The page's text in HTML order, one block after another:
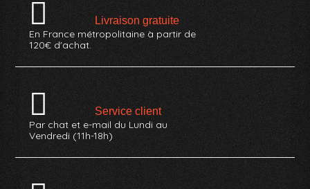
Livraison gratuite
En France métropolitaine à partir de
120€ d'achat.
Service client
Par chat et e-mail du Lundi au
Vendredi (11h-18h)